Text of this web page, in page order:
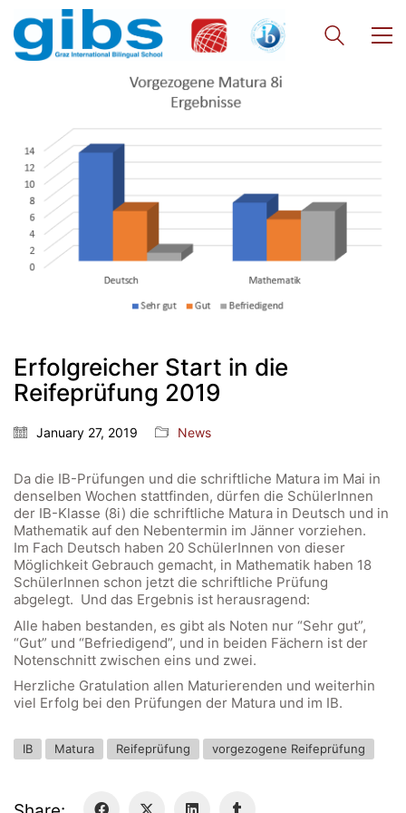
Erfolgreicher Start in die
Reifeprüfung 2019
January 27, 2019 News
Da die IB-Prüfungen und die schriftliche Matura im Mai in
denselben Wochen stattfinden, dürfen die SchülerInnen
der IB-Klasse (8i) die schriftliche Matura in Deutsch und in
Mathematik auf den Nebentermin im Jänner vorziehen.
Im Fach Deutsch haben 20 SchülerInnen von dieser
Möglichkeit Gebrauch gemacht, in Mathematik haben 18
SchülerInnen schon jetzt die schriftliche Prüfung
abgelegt. Und das Ergebnis ist herausragend:
Alle haben bestanden, es gibt als Noten nur “Sehr gut”,
“Gut” und “Befriedigend”, und in beiden Fächern ist der
Notenschnitt zwischen eins und zwei.
Herzliche Gratulation allen Maturierenden und weiterhin
viel Erfolg bei den Prüfungen der Matura und im IB.
IB Matura Reifeprüfung vorgezogene Reifeprüfung
Quick Links
Office 365
Bildungsportal
GIBS Alumni
General Data Protection Regulation
Forms Download
Deregistration
Curriculum/Stundentafel
Schulbesuchsbestätigung